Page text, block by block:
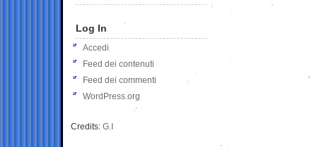
Log In
Accedi
Feed dei contenuti
Feed dei commenti
WordPress.org
Credits: G.I